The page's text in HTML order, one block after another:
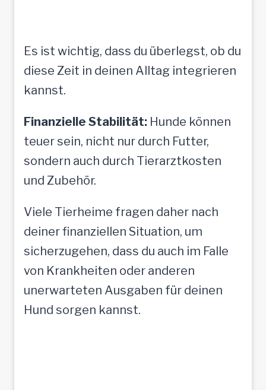
Es ist wichtig, dass du überlegst, ob du
diese Zeit in deinen Alltag integrieren
kannst.
Finanzielle Stabilität: Hunde können
teuer sein, nicht nur durch Futter,
sondern auch durch Tierarztkosten
und Zubehör.
Viele Tierheime fragen daher nach
deiner finanziellen Situation, um
sicherzugehen, dass du auch im Falle
von Krankheiten oder anderen
unerwarteten Ausgaben für deinen
Hund sorgen kannst.